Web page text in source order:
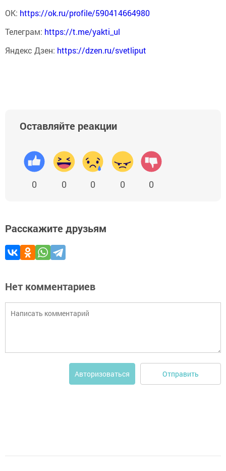
ОК: https://ok.ru/profile/590414664980
Телеграм: https://t.me/yakti_ul
Яндекс Дзен: https://dzen.ru/svetliput
Оставляйте реакции
0 0 0 0 0
Расскажите друзьям
Нет комментариев
Авторизоваться Отправить